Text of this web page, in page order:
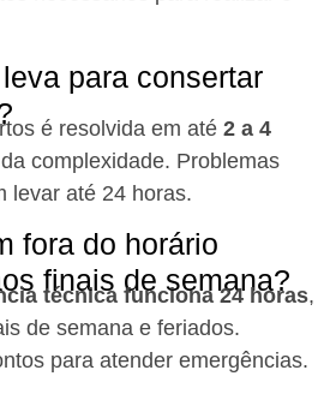
para consertar
é resolvida em até 2 a 4
complexidade. Problemas
levar até 24 horas.
fora do horário
finais de semana?
técnica funciona 24 horas,
de semana e feriados.
para atender emergências.